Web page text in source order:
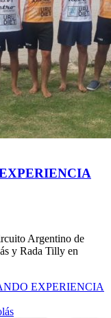
Argentino de
y Rada Tilly en
EXPERIENCIA